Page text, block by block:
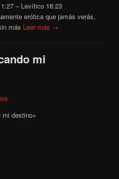
– Levítico 18:23
erótica que jamás verás,
más Leer más →
mi
mi destino»